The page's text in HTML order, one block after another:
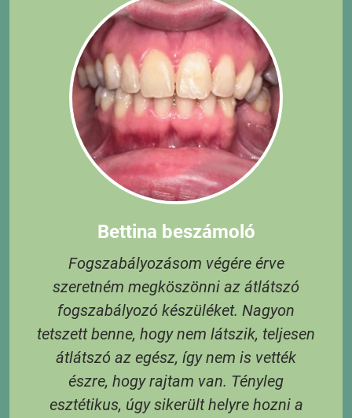
Bettina beszámoló
Fogszabályozásom végére érve
szeretném megköszönni az átlátszó
fogszabályozó készüléket. Nagyon
tetszett benne, hogy nem látszik, teljesen
átlátszó az egész, így nem is vették
észre, hogy rajtam van. Tényleg
esztétikus, úgy sikerült helyre hozni a